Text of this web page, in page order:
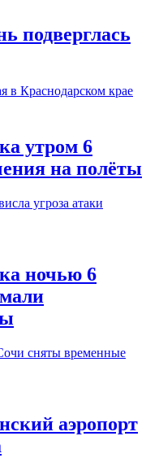
подверглась
утром 6
на полёты
ночью 6
аэропорт